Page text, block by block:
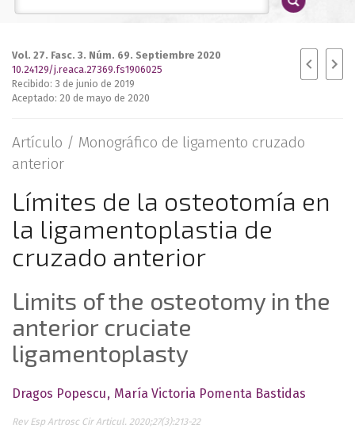
Vol. 27. Fasc. 3. Núm. 69. Septiembre 2020
10.24129/j.reaca.27369.fs1906025
Recibido: 3 de junio de 2019
Aceptado: 20 de mayo de 2020
Artículo / Monográfico de ligamento cruzado
anterior
Límites de la osteotomía en
la ligamentoplastia de
cruzado anterior
Limits of the osteotomy in the
anterior cruciate
ligamentoplasty
Dragos Popescu María Victoria Pomenta Bastidas
Rev Esp Artrosc Cir Articul. 2020;27(3):213-22